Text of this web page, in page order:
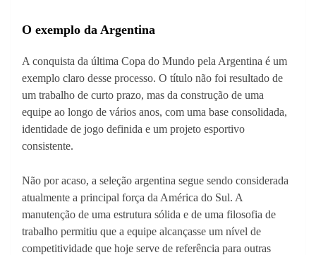
O exemplo da Argentina
A conquista da última Copa do Mundo pela Argentina é um
exemplo claro desse processo. O título não foi resultado de
um trabalho de curto prazo, mas da construção de uma
equipe ao longo de vários anos, com uma base consolidada,
identidade de jogo definida e um projeto esportivo
consistente.
Não por acaso, a seleção argentina segue sendo considerada
atualmente a principal força da América do Sul. A
manutenção de uma estrutura sólida e de uma filosofia de
trabalho permitiu que a equipe alcançasse um nível de
competitividade que hoje serve de referência para outras